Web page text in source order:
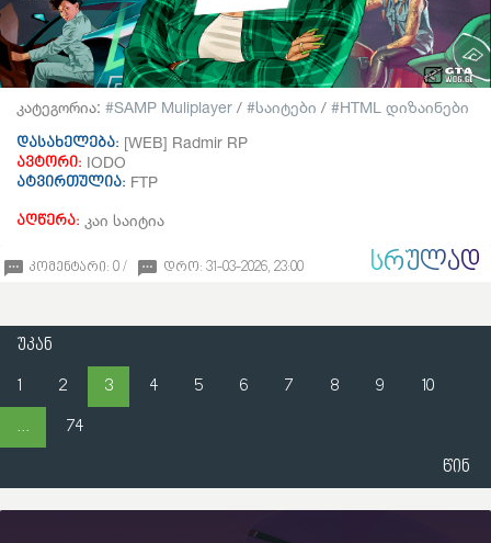
კატეგორია: SAMP Muliplayer / საიტები /
HTML დიზაინები
დასახელება: [WEB] Radmir RP
ავტორი: IODO
ატვირთულია: FTP
აღწერა: კაი საიტია
კომენტარი: 0 / დრო: 31-03-2026, 23:00 ᲡᲠᲣᲚᲐᲓ
უკან
1
2 3 4 5 6 7 8 9
10
...
74
წინ